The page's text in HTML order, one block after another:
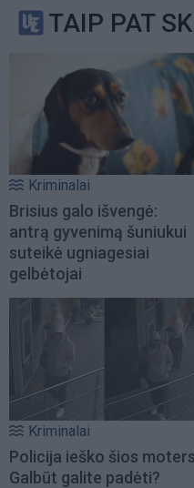
TAIP PAT
Kriminalai
Brisius galo išvengė:
antrą gyvenimą šuniukui
suteikė ugniagesiai
gelbėtojai
Kriminalai
Policija ieško šios
Galbūt galite padėti?